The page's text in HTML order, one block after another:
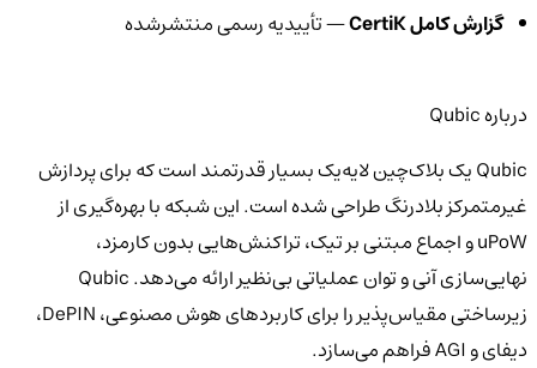
گزارش کامل CertiK — تأییدیه رسمی منتشرشده
درباره Qubic
Qubic یک بلاک‌چین لایه‌یک بسیار قدرتمند است که برای پردازش
غیرمتمرکز بلادرنگ طراحی شده است. این شبکه با بهره‌گیری از
uPoW و اجماع مبتنی بر تیک، تراکنش‌هایی بدون کارمزد،
نهایی‌سازی آنی و توان عملیاتی بی‌نظیر ارائه می‌دهد. Qubic
زیرساختی مقیاس‌پذیر را برای کاربردهای هوش مصنوعی، DePIN،
دیفای و AGI فراهم می‌سازد.